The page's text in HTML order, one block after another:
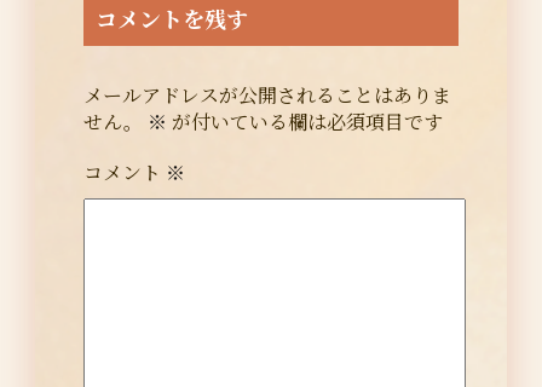
コメントを残す
メールアドレスが公開されることはありま
せん。
※ が付いている欄は必須項目です
コメント ※